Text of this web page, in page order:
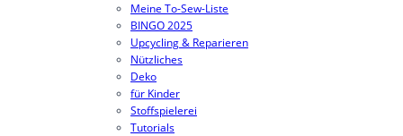
Meine To-Sew-Liste
BINGO 2025
Upcycling & Reparieren
Nützliches
Deko
für Kinder
Stoffspielerei
Tutorials